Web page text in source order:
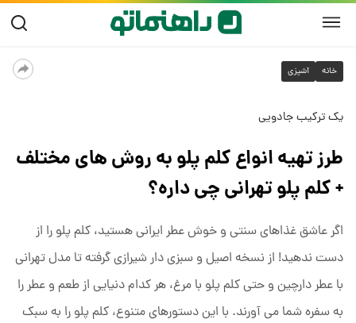
خانه آشپزی
یک ترکیب جادویی
طرز تهیه انواع کلم پلو به روش های مختلف
+ کلم پلو تهرانی چی داره؟
اگر عاشق غذاهای سنتی و خوش ‌عطر ایرانی هستید، کلم پلو را از
دست ندهید! از نسخه اصیل و سبزی ‌دار شیرازی گرفته تا مدل تهرانی
با عطر دارچین و حتی کلم پلو با مرغ، هر کدام دنیایی از طعم و عطر را
به سفره شما می‌ آورند. با این دستورهای متنوع، کلم پلو را به سبک